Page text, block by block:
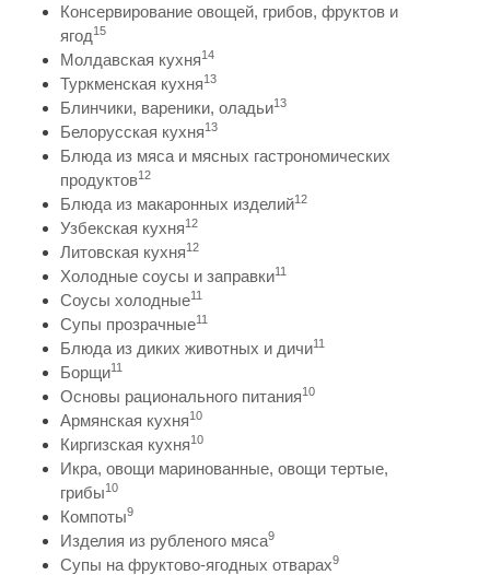
Консервирование овощей, грибов, фруктов и
ягод15
Молдавская кухня14
Туркменская кухня13
Блинчики, вареники, оладьи13
Белорусская кухня13
Блюда из мяса и мясных гастрономических
продуктов12
Блюда из макаронных изделий12
Узбекская кухня12
Литовская кухня12
Холодные соусы и заправки11
Соусы холодные11
Супы прозрачные11
Блюда из диких животных и дичи11
Борщи11
Основы рационального питания10
Армянская кухня10
Киргизская кухня10
Икра, овощи маринованные, овощи тертые,
грибы10
Компоты9
Изделия из рубленого мяса9
Супы на фруктово-ягодных отварах9